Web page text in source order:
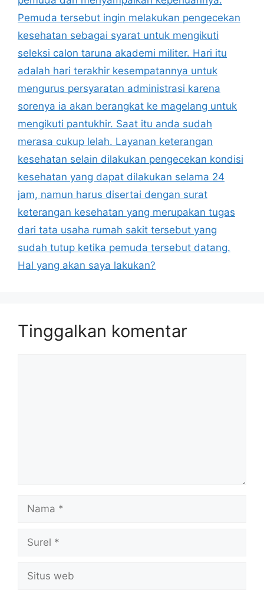
Pemuda tersebut ingin melakukan pengecekan
kesehatan sebagai syarat untuk mengikuti
seleksi calon taruna akademi militer. Hari itu
adalah hari terakhir kesempatannya untuk
mengurus persyaratan administrasi karena
sorenya ia akan berangkat ke magelang untuk
mengikuti pantukhir. Saat itu anda sudah
merasa cukup lelah. Layanan keterangan
kesehatan selain dilakukan pengecekan kondisi
kesehatan yang dapat dilakukan selama 24
jam, namun harus disertai dengan surat
keterangan kesehatan yang merupakan tugas
dari tata usaha rumah sakit tersebut yang
sudah tutup ketika pemuda tersebut datang.
Hal yang akan saya lakukan?
Tinggalkan komentar
web